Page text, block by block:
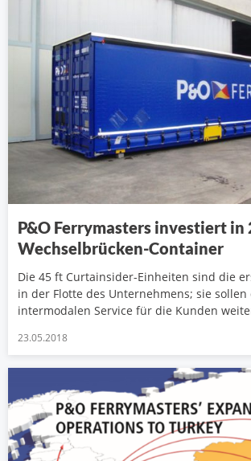
P&O Ferrymasters investiert in
Wechselbrücken-Container
Die 45 ft Curtainsider-Einheiten sind die
in der Flotte des Unternehmens; sie sollen
intermodalen Service für die Kunden
23.05.2018